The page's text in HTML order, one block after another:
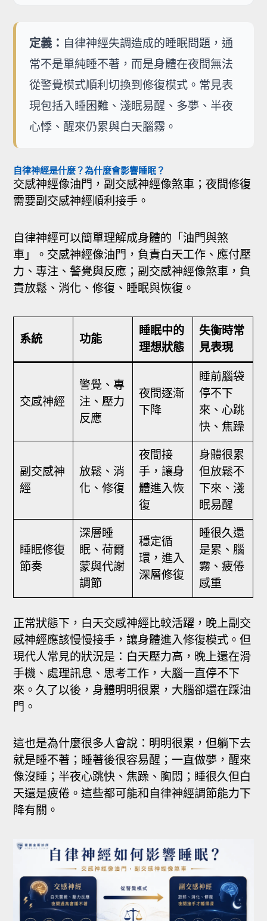
定義： 自律神經失調造成的睡眠問題，通
常不是單純睡不著，而是身體在夜間無法
從警覺模式順利切換到修復模式。常見表
現包括入睡困難、淺眠易醒、多夢、半夜
心悸、醒來仍累與白天腦霧。
自律神經是什麼？為什麼會影響睡眠？
交感神經像油門，副交感神經像煞車；夜間修復
需要副交感神經順利接手。
自律神經可以簡單理解成身體的「油門與煞
車」。交感神經像油門，負責白天工作、應付壓
力、專注、警覺與反應；副交感神經像煞車，負
責放鬆、消化、修復、睡眠與恢復。
系統 功能
睡眠中的
理想狀態
失衡時常
見表現
交感神經
警覺、專
注、壓力
反應
夜間逐漸
下降
睡前腦袋
停不下
來、心跳
快、焦躁
副交感神
經
放鬆、消
化、修復
夜間接
手，讓身
體進入恢
復
身體很累
但放鬆不
下來、淺
眠易醒
睡眠修復
節奏
深層睡
眠、荷爾
蒙與代謝
調節
穩定循
環，進入
深層修復
睡很久還
是累、腦
霧、疲倦
感重
正常狀態下，白天交感神經比較活躍，晚上副交
感神經應該慢慢接手，讓身體進入修復模式。但
現代人常見的狀況是：白天壓力高，晚上還在滑
手機、處理訊息、思考工作，大腦一直停不下
來。久了以後，身體明明很累，大腦卻還在踩油
門。
這也是為什麼很多人會說：明明很累，但躺下去
就是睡不著；睡著後很容易醒；一直做夢，醒來
像沒睡；半夜心跳快、焦躁、胸悶；睡很久但白
天還是疲倦。這些都可能和自律神經調節能力下
降有關。